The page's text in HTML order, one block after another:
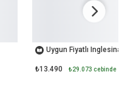
Uygun Fiyatlı
₺13.490 ₺29.073 cebinde